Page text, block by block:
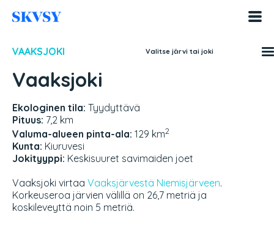
sisältöön
VAAKSJOKI Valitse järvi tai joki
Vaaksjoki
Ekologinen tila: Tyydyttävä
Pituus: 7,2 km
Valuma-alueen pinta-ala: 129 km2
Kunta: Kiuruvesi
Jokityyppi: Keskisuuret savimaiden joet
Vaaksjoki virtaa Vaaksjärvestä Niemisjärveen.
Korkeuseroa järvien välillä on 26,7 metriä ja
koskileveyttä noin 5 metriä.